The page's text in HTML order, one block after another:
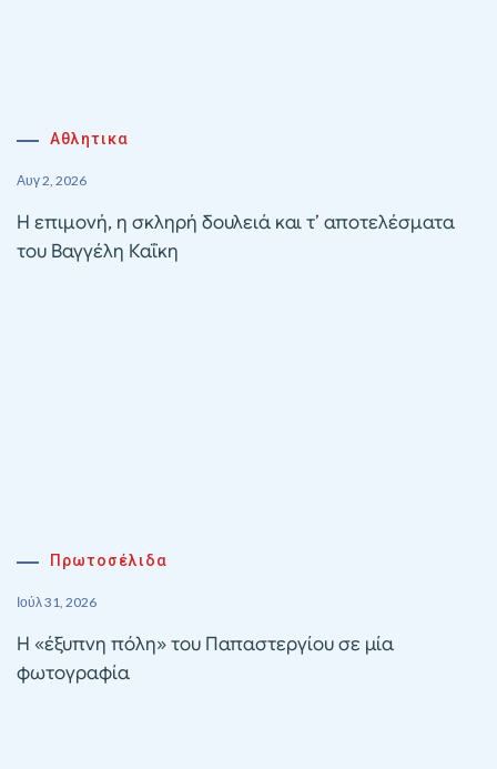
Αθλητικα
Αυγ 2, 2026
Η επιμονή, η σκληρή δουλειά και τ’ αποτελέσματα
του Βαγγέλη Καΐκη
Πρωτοσέλιδα
Ιούλ 31, 2026
Η «έξυπνη πόλη» του Παπαστεργίου σε μία
φωτογραφία